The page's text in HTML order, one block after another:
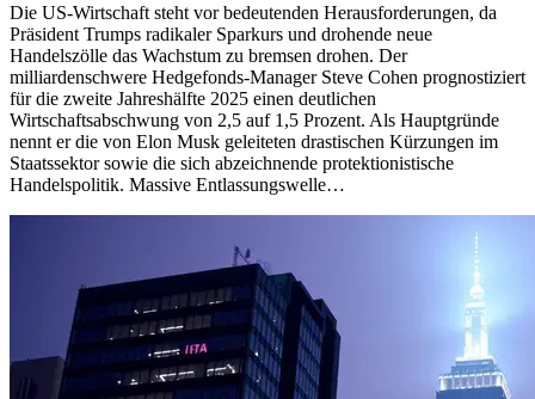
Die US-Wirtschaft steht vor bedeutenden Herausforderungen, da
Präsident Trumps radikaler Sparkurs und drohende neue
Handelszölle das Wachstum zu bremsen drohen. Der
milliardenschwere Hedgefonds-Manager Steve Cohen prognostiziert
für die zweite Jahreshälfte 2025 einen deutlichen
Wirtschaftsabschwung von 2,5 auf 1,5 Prozent. Als Hauptgründe
nennt er die von Elon Musk geleiteten drastischen Kürzungen im
Staatssektor sowie die sich abzeichnende protektionistische
Handelspolitik. Massive Entlassungswelle…